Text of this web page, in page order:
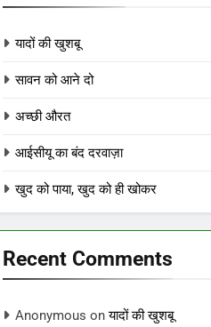
यादों की खुशबू
सावन को आने दो
अच्छी औरत
आईसीयू का बंद दरवाज़ा
खुद को पाया, खुद को ही खोकर
Recent Comments
Anonymous onयादों की खुशबू